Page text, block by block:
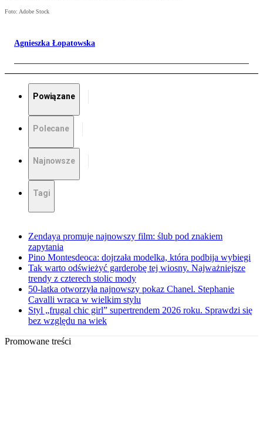
Foto: Adobe Stock
Agnieszka Łopatowska
Powiązane
Polecane
Najnowsze
Tagi
Zendaya promuje najnowszy film: ślub pod znakiem
zapytania
Pino Montesdeoca: dojrzała modelka, która podbija wybiegi
Tak warto odświeżyć garderobę tej wiosny. Najważniejsze
trendy z czterech stolic mody
50-latka otworzyła najnowszy pokaz Chanel. Stephanie
Cavalli wraca w wielkim stylu
Styl „frugal chic girl” supertrendem 2026 roku. Sprawdzi się
bez względu na wiek
Promowane treści